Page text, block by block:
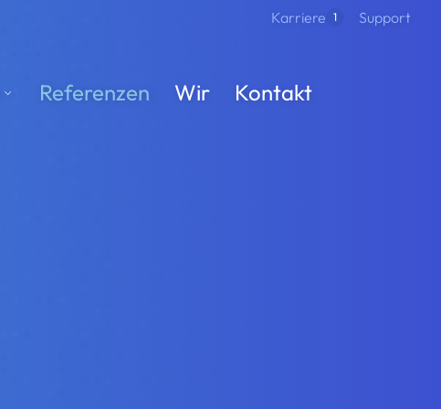
Karriere 1 Support
Referenzen Wir Kontakt